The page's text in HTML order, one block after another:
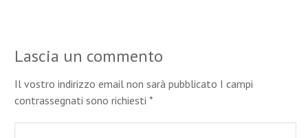
Lascia un commento
Il vostro indirizzo email non sarà pubblicato I campi
contrassegnati sono richiesti*